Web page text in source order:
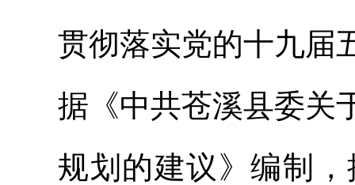
贯彻落实党的十九届
据《中共苍溪县委关
规划的建议》编制